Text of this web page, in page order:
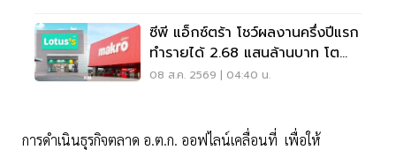
ซีพี แอ็กซ์ตร้า โชว์ผลงานครึ่งปีแรก
ทำรายได้ 2.68 แสนล้านบาท โต
3.6%
08 ส.ค. 2569 | 04:40 น.
การดำเนินธุรกิจตลาด อ.ต.ก. ออฟไลน์เคลื่อนที่ เพื่อให้